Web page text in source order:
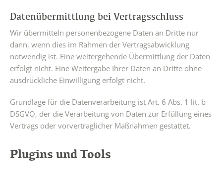
Datenübermittlung bei Vertragsschluss
Wir übermitteln personenbezogene Daten an Dritte nur
dann, wenn dies im Rahmen der Vertragsabwicklung
notwendig ist. Eine weitergehende Übermittlung der Daten
erfolgt nicht. Eine Weitergabe Ihrer Daten an Dritte ohne
ausdrückliche Einwilligung erfolgt nicht.
Grundlage für die Datenverarbeitung ist Art. 6 Abs. 1 lit. b
DSGVO, der die Verarbeitung von Daten zur Erfüllung eines
Vertrags oder vorvertraglicher Maßnahmen gestattet.
Plugins und Tools